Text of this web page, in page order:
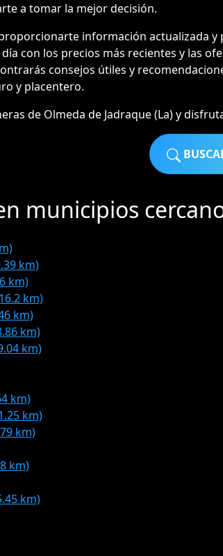
a tomar la mejor decisión.
información actualizada y
con los precios más recientes y las
consejos útiles y
y placentero.
de Olmeda de Jadraque (La) y
municipios
km)
km)
km)
km)
km)
km)
km)
km)
km)
km)
km)